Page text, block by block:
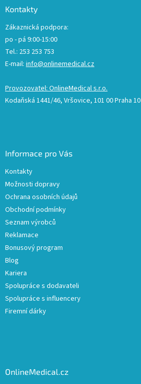
Kontakty
Zákaznická podpora:
po - pá 9:00-15:00
Tel.: 253 253 753
E-mail: info@onlinemedical.cz
Provozovatel: OnlineMedical s.r.o.
Kodaňská 1441/46, Vršovice, 101 00 Praha 10
Informace pro Vás
Kontakty
Možnosti dopravy
Ochrana osobních údajů
Obchodní podmínky
Seznam výrobců
Reklamace
Bonusový program
Blog
Kariera
Spolupráce s dodavateli
Spolupráce s influencery
Firemní dárky
OnlineMedical.cz